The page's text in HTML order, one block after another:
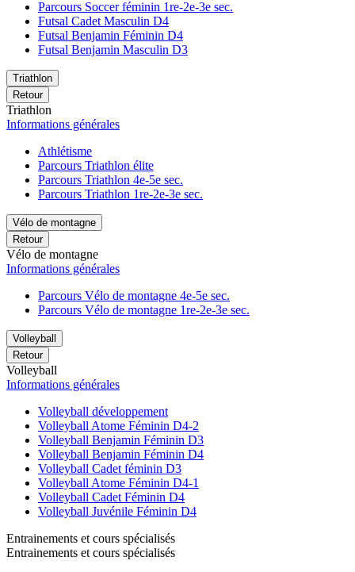
Parcours Soccer féminin 1re-2e-3e sec.
Futsal Cadet Masculin D4
Futsal Benjamin Féminin D4
Futsal Benjamin Masculin D3
Triathlon
Retour
Triathlon
Informations générales
Athlétisme
Parcours Triathlon élite
Parcours Triathlon 4e-5e sec.
Parcours Triathlon 1re-2e-3e sec.
Vélo de montagne
Retour
Vélo de montagne
Informations générales
Parcours Vélo de montagne 4e-5e sec.
Parcours Vélo de montagne 1re-2e-3e sec.
Volleyball
Retour
Volleyball
Informations générales
Volleyball développement
Volleyball Atome Féminin D4-2
Volleyball Benjamin Féminin D3
Volleyball Benjamin Féminin D4
Volleyball Cadet féminin D3
Volleyball Atome Féminin D4-1
Volleyball Cadet Féminin D4
Volleyball Juvénile Féminin D4
Entrainements et cours spécialisés
Entrainements et cours spécialisés